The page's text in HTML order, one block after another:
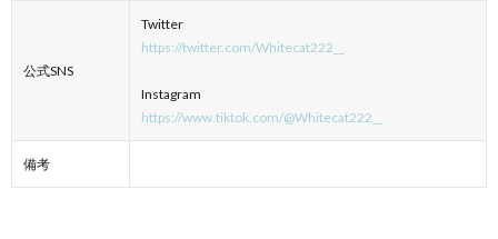
公式SNS
Twitter
https://twitter.com/Whitecat222__
Instagram
https://www.tiktok.com/@Whitecat222__
備考